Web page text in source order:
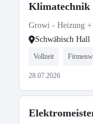
Klimatechnik
Growi - Heizung
Schwäbisch Hall
Vollzeit
28.07.2026